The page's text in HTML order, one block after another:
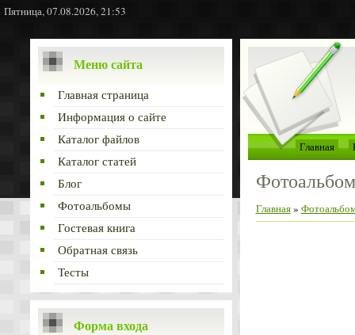
Пятница, 07.08.2026, 21:53
Меню сайта
Главная страница
Информация о сайте
Каталог файлов
Каталог статей
Блог
Фотоальбомы
Гостевая книга
Обратная связь
Тесты
Форма входа
Главная
Главная»